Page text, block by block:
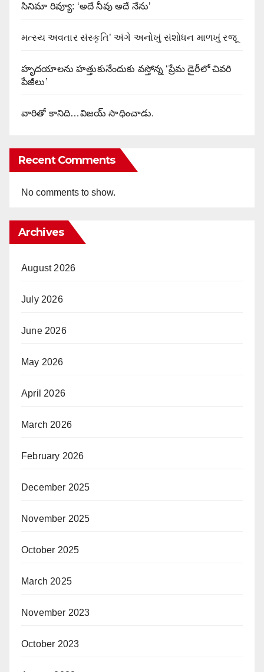
సినిమా రివ్యూ: ‘అదే నీవు అదే నేను’
મત્સ્ય અવતાર સંસ્કૃતિ’ અંગે અનોખું સંશોધન માળખું રજૂ
హృదయాలను హత్తుకునేందుకు వస్తోన్న ‘ప్రేమ డైరీలో చివరి
పేజీలు’
వారితో కానిది…విజయ్ సాధించాడు.
Recent Comments
No comments to show.
Archives
August 2026
July 2026
June 2026
May 2026
April 2026
March 2026
February 2026
December 2025
November 2025
October 2025
March 2025
November 2023
October 2023